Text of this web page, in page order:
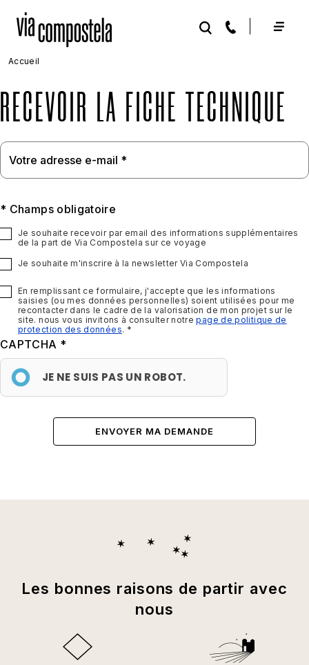
Accueil
RECEVOIR LA FICHE TECHNIQUE
* Champs obligatoire
Je souhaite recevoir par email des informations supplémentaires
de la part de Via Compostela sur ce voyage
Je souhaite m'inscrire à la newsletter Via Compostela
En remplissant ce formulaire, j'accepte que les informations
saisies (ou mes données personnelles) soient utilisées pour me
recontacter dans le cadre de la valorisation de mon projet sur le
site. nous vous invitons à consulter notrepage de politique de
protection des données.
CAPTCHA
JE NE SUIS PAS UN ROBOT.
Les bonnes raisons de partir avec
nous